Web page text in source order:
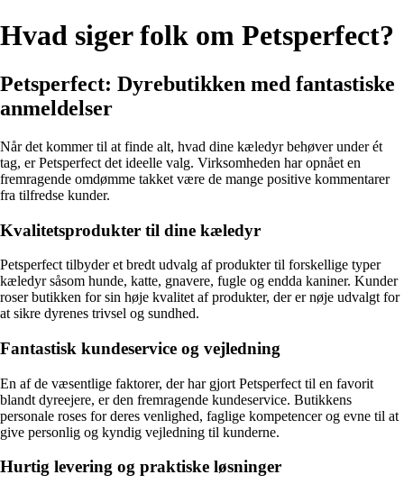
Hvad siger folk om Petsperfect?
Petsperfect: Dyrebutikken med fantastiske
anmeldelser
Når det kommer til at finde alt, hvad dine kæledyr behøver under ét
tag, er Petsperfect det ideelle valg. Virksomheden har opnået en
fremragende omdømme takket være de mange positive kommentarer
fra tilfredse kunder.
Kvalitetsprodukter til dine kæledyr
Petsperfect tilbyder et bredt udvalg af produkter til forskellige typer
kæledyr såsom hunde, katte, gnavere, fugle og endda kaniner. Kunder
roser butikken for sin høje kvalitet af produkter, der er nøje udvalgt for
at sikre dyrenes trivsel og sundhed.
Fantastisk kundeservice og vejledning
En af de væsentlige faktorer, der har gjort Petsperfect til en favorit
blandt dyreejere, er den fremragende kundeservice. Butikkens
personale roses for deres venlighed, faglige kompetencer og evne til at
give personlig og kyndig vejledning til kunderne.
Hurtig levering og praktiske løsninger